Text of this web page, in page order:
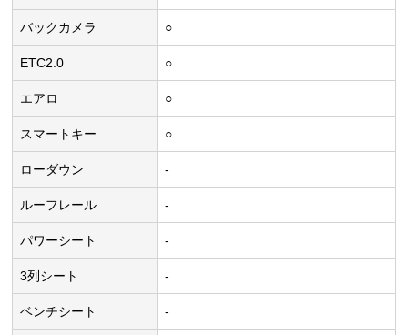
バックカメラ ○
ETC2.0 ○
エアロ ○
スマートキー ○
ローダウン -
ルーフレール -
パワーシート -
3列シート -
ベンチシート -